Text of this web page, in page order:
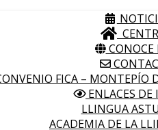
CONOCE
FICA – MONTEPÍO
ENLACES DE
LLINGUA
ACADEMIA DE LA